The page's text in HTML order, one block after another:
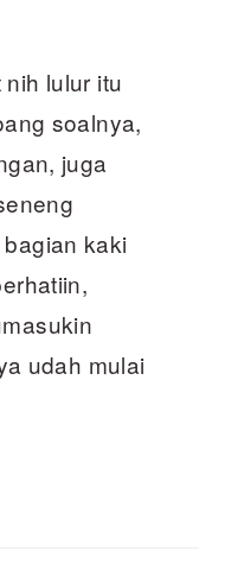
lulur itu
soalnya,
juga
kaki
udah mulai